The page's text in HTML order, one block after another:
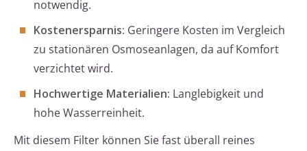
notwendig.
Kostenersparnis: Geringere Kosten im Vergleich
zu stationären Osmoseanlagen, da auf Komfort
verzichtet wird.
Hochwertige Materialien: Langlebigkeit und
hohe Wasserreinheit.
Mit diesem Filter können Sie fast überall reines